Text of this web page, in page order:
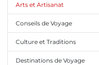
Arts et Artisanat
Conseils de Voyage
Culture et Traditions
Destinations de Voyage